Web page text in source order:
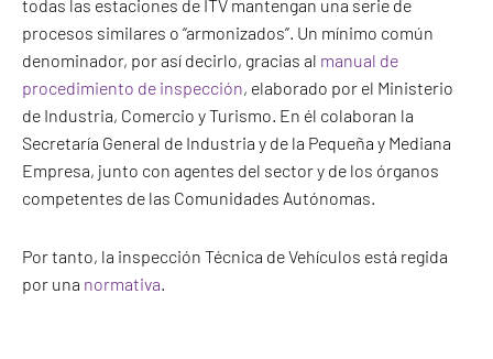
todas las estaciones de ITV mantengan una serie de
procesos similares o “armonizados”. Un mínimo común
denominador, por así decirlo, gracias al manual de
procedimiento de inspección, elaborado por el Ministerio
de Industria, Comercio y Turismo. En él colaboran la
Secretaría General de Industria y de la Pequeña y Mediana
Empresa, junto con agentes del sector y de los órganos
competentes de las Comunidades Autónomas.
Por tanto, la inspección Técnica de Vehículos está regida
por una normativa.